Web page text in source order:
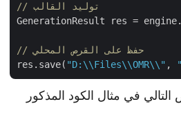
// توليد القالب
GenerationResult res =
// حفظ على القرص المحلي
res.save("D:\\Files\\OMR\\"
في مثال الكود المذكور